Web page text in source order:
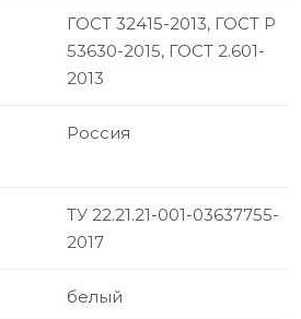
ГОСТ 32415-2013, ГОСТ Р
53630-2015, ГОСТ 2.601-
2013
Россия
ТУ 22.21.21-001-03637755-
2017
белый